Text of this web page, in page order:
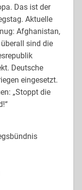
Das ist der
Aktuelle
Afghanistan,
sind die
Deutsche
eingesetzt.
„Stoppt die